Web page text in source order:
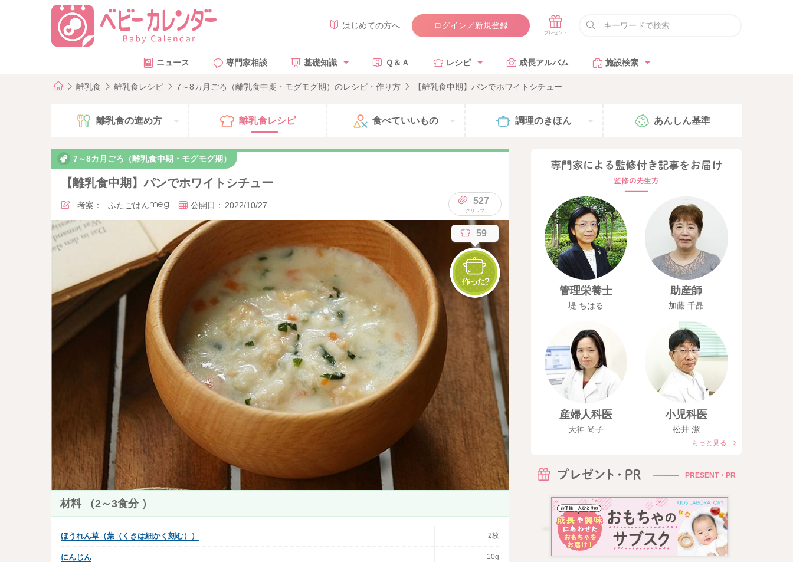
はじめての方へ ログイン／新規登録
ニュース 専門家相談 基礎知識 Ｑ＆Ａ レシピ 成長アルバム 施設検索
離乳食 離乳食レシピ 7～8カ月ごろ（離乳食中期・モグモグ期）のレシピ・作り方 【離乳食中期】パンでホワイトシチュー
離乳食の進め方 離乳食レシピ 食べていいもの 調理のきほん あんしん基準
7～8カ月ごろ（離乳食中期・モグモグ期）
【離乳食中期】パンでホワイトシチュー
考案： ふたごはんmeg 公開日： 2022/10/27 527
59
材料 （2～3食分 ）
ほうれん草（葉（くきは細かく刻む）） 2枚
にんじん 10g
管理栄養士
堤 ちはる
助産師
加藤 千晶
産婦人科医
天神 尚子
小児科医
松井 潔
もっと見る
PRESENT・PR